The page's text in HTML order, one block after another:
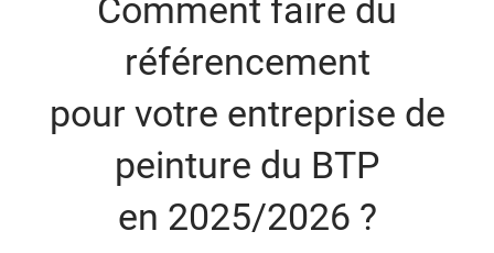
Comment faire du
référencement
pour votre entreprise de
peinture du BTP
en 2025/2026 ?